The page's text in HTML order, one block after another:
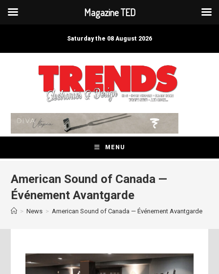
Saturday the 08 August 2026
MENU
American Sound of Canada —
Événement Avantgarde
> News > American Sound of Canada — Événement Avantgarde
Magazine TED